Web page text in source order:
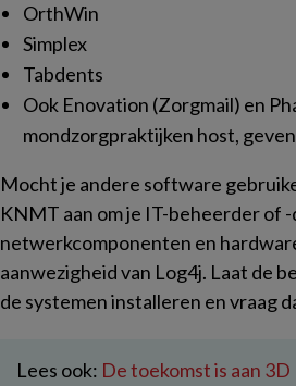
OrthWin
Simplex
Tabdents
Ook Enovation (Zorgmail) en
mondzorgpraktijken host,
Mocht je andere software
KNMT aan om je IT-beheerder of
netwerkcomponenten en
aanwezigheid van Log4j. Laat de
de systemen installeren en vraag
Lees ook: De toekomst is aan